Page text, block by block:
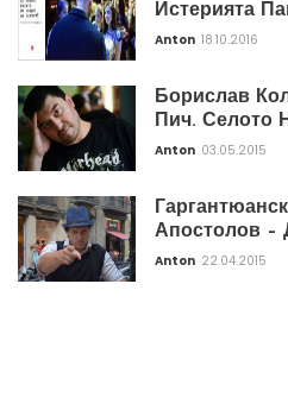
Истерията
Anton 18.10.2016
Борислав
Пич. Селото
Anton 03.05.2015
Апостолов –
Anton 22.04.2015